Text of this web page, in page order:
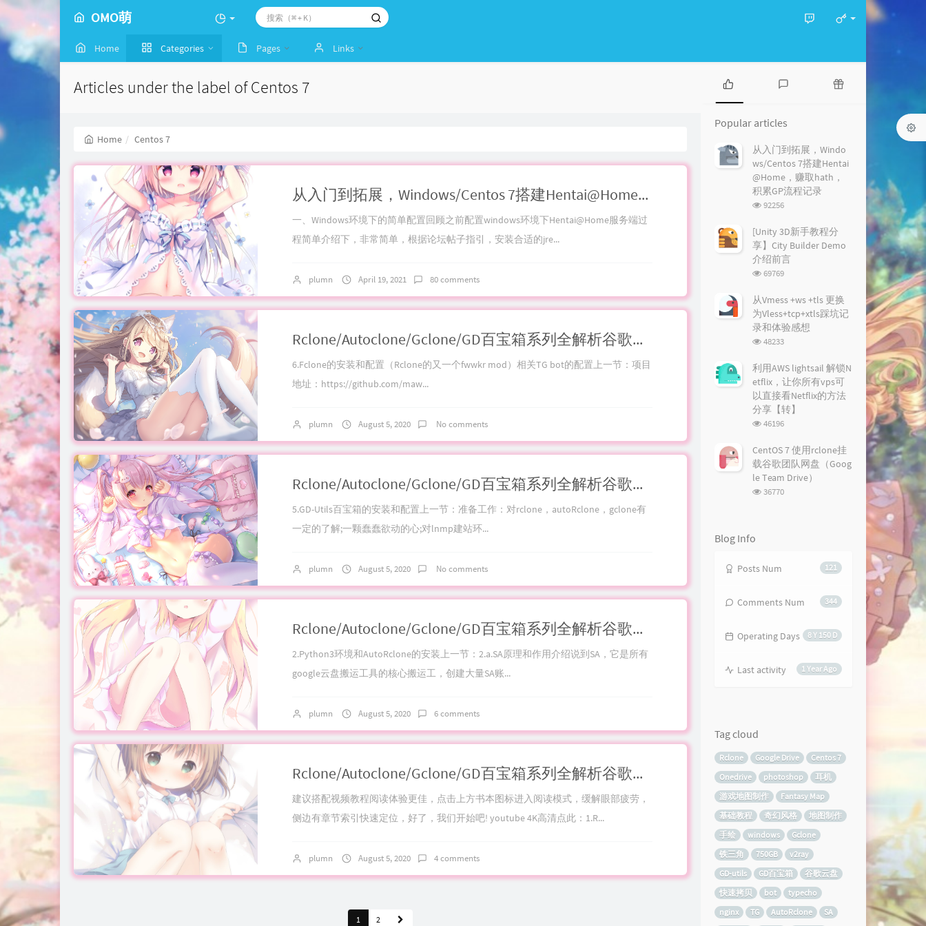
OMO萌
Home Categories Pages Links
Articles under the label of Centos 7
Home Centos 7
从入门到拓展，Windows/Centos 7搭建Hentai@Home，赚取hath，积累GP流程记录
一、Windows环境下的简单配置回顾之前配置windows环境下Hentai@Home服务端过
程简单介绍下，非常简单，根据论坛帖子指引，安装合适的jre...
plumn April 19, 2021 80 comments
Rclone/Autoclone/Gclone/GD百宝箱系列全解析谷歌云盘通过SA快速拷贝自动突破750GB&TG机器人转存从零开始流程:第五章 入魔篇 Fclone 为伊消得人憔悴
6.Fclone的安装和配置（Rclone的又一个fwwkr mod）相关TG bot的配置上一节：项目
地址：https://github.com/maw...
plumn August 5, 2020 No comments
Rclone/Autoclone/Gclone/GD百宝箱系列全解析谷歌云盘通过SA快速拷贝自动突破750GB&TG机器人转存从零开始流程:第四章 元婴篇 GD-Utils 百宝箱--这里海纳百川
5.GD-Utils百宝箱的安装和配置上一节：准备工作：对rclone，autoRclone，gclone有
一定的了解;一颗蠢蠢欲动的心;对lnmp建站环...
plumn August 5, 2020 No comments
Rclone/Autoclone/Gclone/GD百宝箱系列全解析谷歌云盘通过SA快速拷贝自动突破750GB&TG机器人转存从零开始流程:第二章 筑基篇 AutoRclone -一切的基石-ServiceAccount
2.Python3环境和AutoRclone的安装上一节：2.a.SA原理和作用介绍说到SA，它是所有
google云盘搬运工具的核心搬运工，创建大量SA账...
plumn August 5, 2020 6 comments
Rclone/Autoclone/Gclone/GD百宝箱系列全解析谷歌云盘通过SA快速拷贝自动突破750GB&TG机器人转存从零开始流程:第一章 练气篇 Rclone-最初的美好
建议搭配视频教程阅读体验更佳，点击上方书本图标进入阅读模式，缓解眼部疲劳，
侧边有章节索引快速定位，好了，我们开始吧! youtube 4K高清点此：1.R...
plumn August 5, 2020 4 comments
1 2
P
p
u
l
a
t
i
c
s
t
e
s
c
o
m
n
t
d
o
a
Popular articles
从入门到拓展，Windo
ws/Centos 7搭建Hentai
@Home，赚取hath，
积累GP流程记录
浏
次
数:
92256
[Unity 3D新手教程分
享】City Builder Demo
介绍前言
浏
次
数:
69769
从Vmess +ws +tls 更换
为Vless+tcp+xtls踩坑记
录和体验感想
浏
次
数:
48233
利用AWS lightsail 解锁N
etflix，让你所有vps可
以直接看Netflix的方法
分享【转】
浏
次
数:
46196
CentOS 7 使用rclone挂
载谷歌团队网盘（Goog
le Team Drive）
浏
36770
Blog Info
121
Posts Num
344
Comments Num
8 Y 150 D
Operating Days
1 Year Ago
Last activity
Tag cloud
Rclone Google Drive
Centos 7
Onedrive
photoshop
耳机
游戏地图制作
Fantasy Map
基础教程
奇幻风格
地图制作
手绘
windows
Gclone
铁三角
750GB
v2ray
GD-utils
GD百宝箱
谷歌云盘
快速拷贝
bot
typecho
nginx
TG AutoRclone
SA